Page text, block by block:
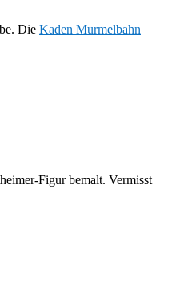
Die Kaden Murmelbahn
Figur bemalt. Vermisst